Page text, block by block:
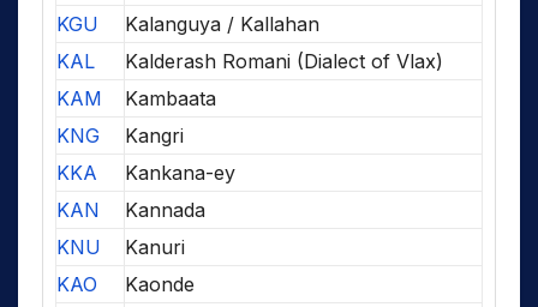
KGU
Kalanguya / Kallahan
KAL
Kalderash Romani (Dialect of Vlax)
KAM
Kambaata
KNG
Kangri
KKA
Kankana-ey
KAN
Kannada
KNU
Kanuri
KAO
Kaonde